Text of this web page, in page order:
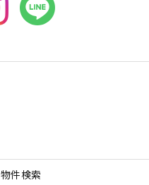
物件検索